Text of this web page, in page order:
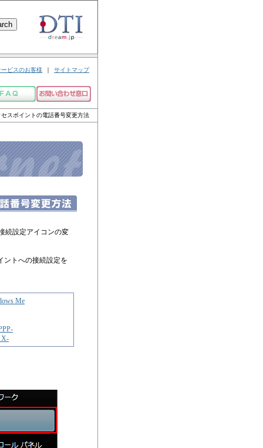
ービスのお客様 ｜ サイトマップ
スポイントの電話番号変更方法
続設定アイコンの変
ントへの接続設定を
Me
X-